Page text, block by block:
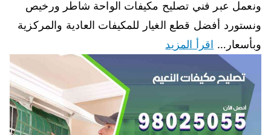
ونعمل عبر فني تصليح مكيفات الواحة شاطر ورخيص
ونستورد أفضل قطع الغيار للمكيفات العادية والمركزية
وبأسعار… اقرأ المزيد